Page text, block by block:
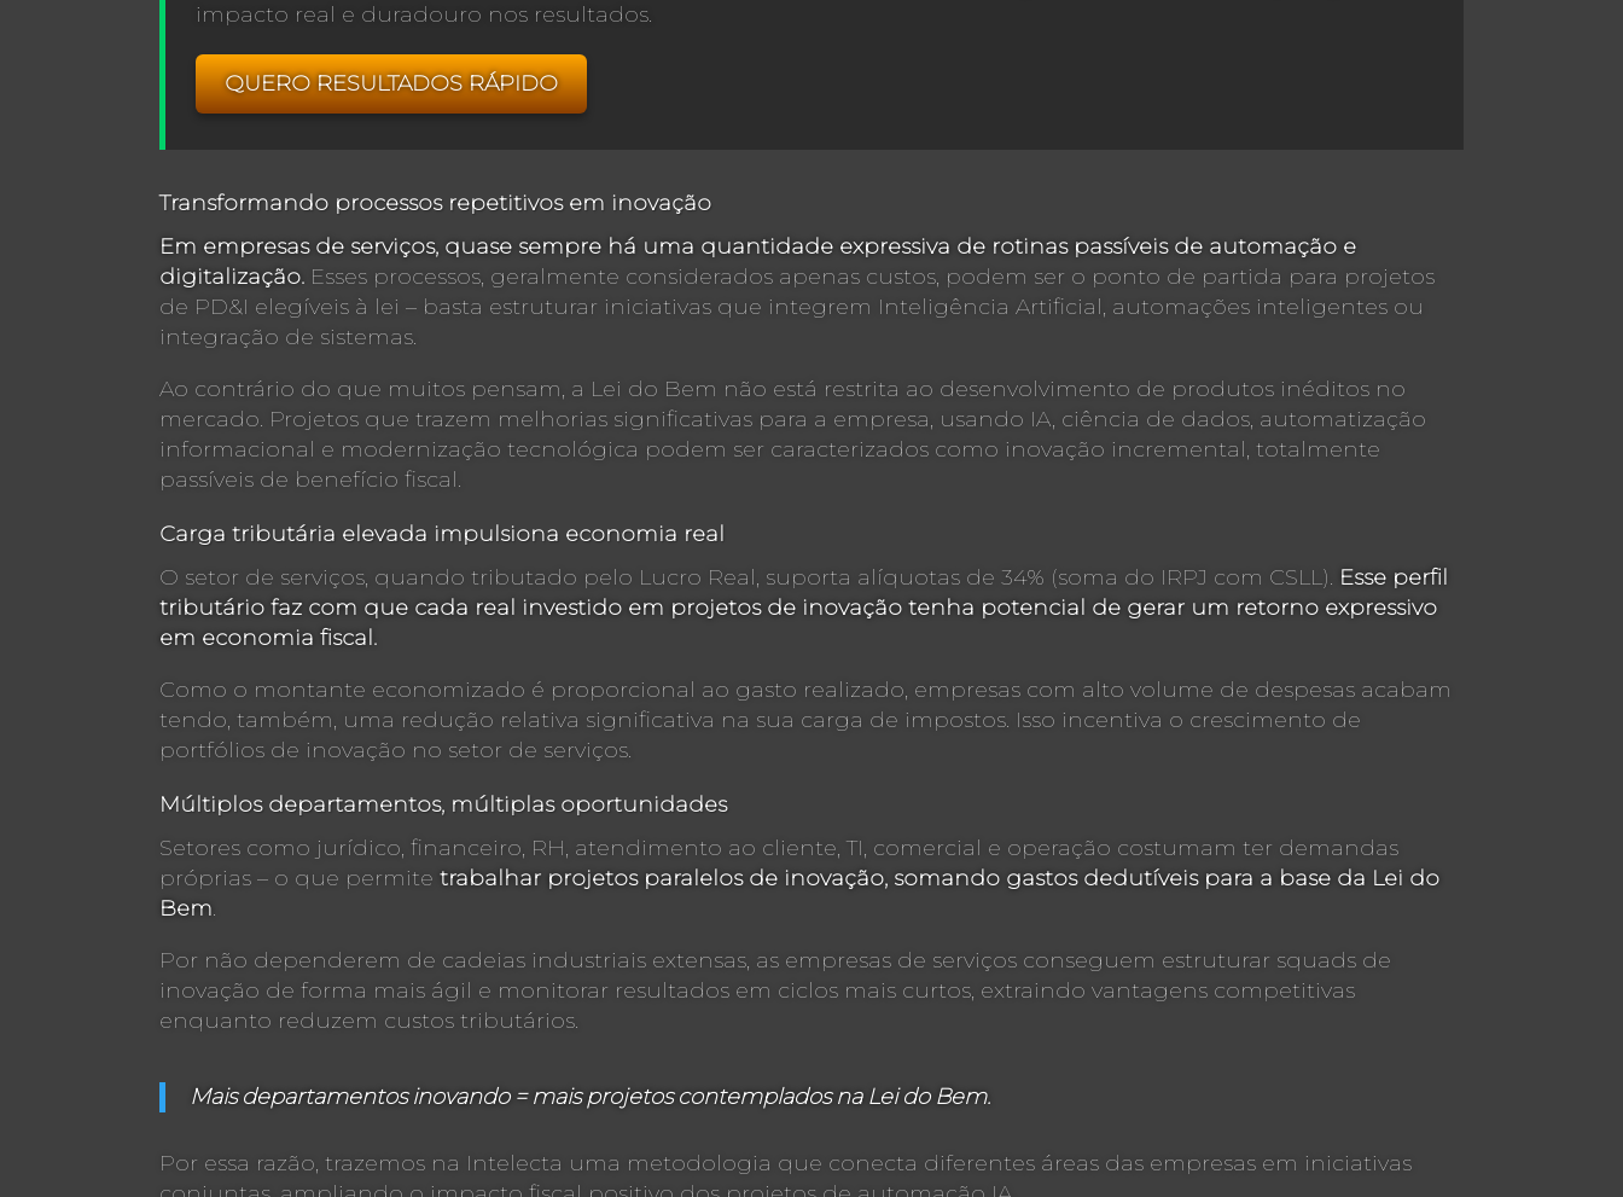
impacto real e duradouro nos resultados.
QUERO RESULTADOS RÁPIDO
Transformando processos repetitivos em inovação
Em empresas de serviços, quase sempre há uma quantidade expressiva de rotinas passíveis de automação e
digitalização. Esses processos, geralmente considerados apenas custos, podem ser o ponto de partida para projetos
de PD&I elegíveis à lei – basta estruturar iniciativas que integrem Inteligência Artificial, automações inteligentes ou
integração de sistemas.
Ao contrário do que muitos pensam, a Lei do Bem não está restrita ao desenvolvimento de produtos inéditos no
mercado. Projetos que trazem melhorias significativas para a empresa, usando IA, ciência de dados, automatização
informacional e modernização tecnológica podem ser caracterizados como inovação incremental, totalmente
passíveis de benefício fiscal.
Carga tributária elevada impulsiona economia real
O setor de serviços, quando tributado pelo Lucro Real, suporta alíquotas de 34% (soma do IRPJ com CSLL). Esse perfil
tributário faz com que cada real investido em projetos de inovação tenha potencial de gerar um retorno expressivo
em economia fiscal.
Como o montante economizado é proporcional ao gasto realizado, empresas com alto volume de despesas acabam
tendo, também, uma redução relativa significativa na sua carga de impostos. Isso incentiva o crescimento de
portfólios de inovação no setor de serviços.
Múltiplos departamentos, múltiplas oportunidades
Setores como jurídico, financeiro, RH, atendimento ao cliente, TI, comercial e operação costumam ter demandas
próprias – o que permite trabalhar projetos paralelos de inovação, somando gastos dedutíveis para a base da Lei do
Bem.
Por não dependerem de cadeias industriais extensas, as empresas de serviços conseguem estruturar squads de
inovação de forma mais ágil e monitorar resultados em ciclos mais curtos, extraindo vantagens competitivas
enquanto reduzem custos tributários.
Mais departamentos inovando = mais projetos contemplados na Lei do Bem.
Por essa razão, trazemos na Intelecta uma metodologia que conecta diferentes áreas das empresas em iniciativas